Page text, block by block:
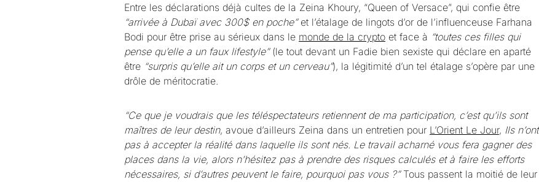
Entre les déclarations déjà cultes de la Zeina Khoury, “Queen of Versace”, qui confie être
“arrivée à Dubaï avec 300$ en poche”et l’étalage de lingots d’or de l’influenceuse Farhana
Bodi pour être prise au sérieux dans le monde de la crypto et face à “toutes ces filles qui
pense qu’elle a un faux lifestyle” (le tout devant un Fadie bien sexiste qui déclare en aparté
être “surpris qu’elle ait un corps et un cerveau”), la légitimité d’un tel étalage s’opère par une
drôle de méritocratie.
“Ce que je voudrais que les téléspectateurs retiennent de ma participation, c’est qu’ils sont
maîtres de leur destin, avoue d’ailleurs Zeina dans un entretien pour L’Orient Le Jour, Ils n’ont
pas à accepter la réalité dans laquelle ils sont nés. Le travail acharné vous fera gagner des
places dans la vie, alors n’hésitez pas à prendre des risques calculés et à faire les efforts
nécessaires, si d’autres peuvent le faire, pourquoi pas vous ?” Tous passent la moitié de leur